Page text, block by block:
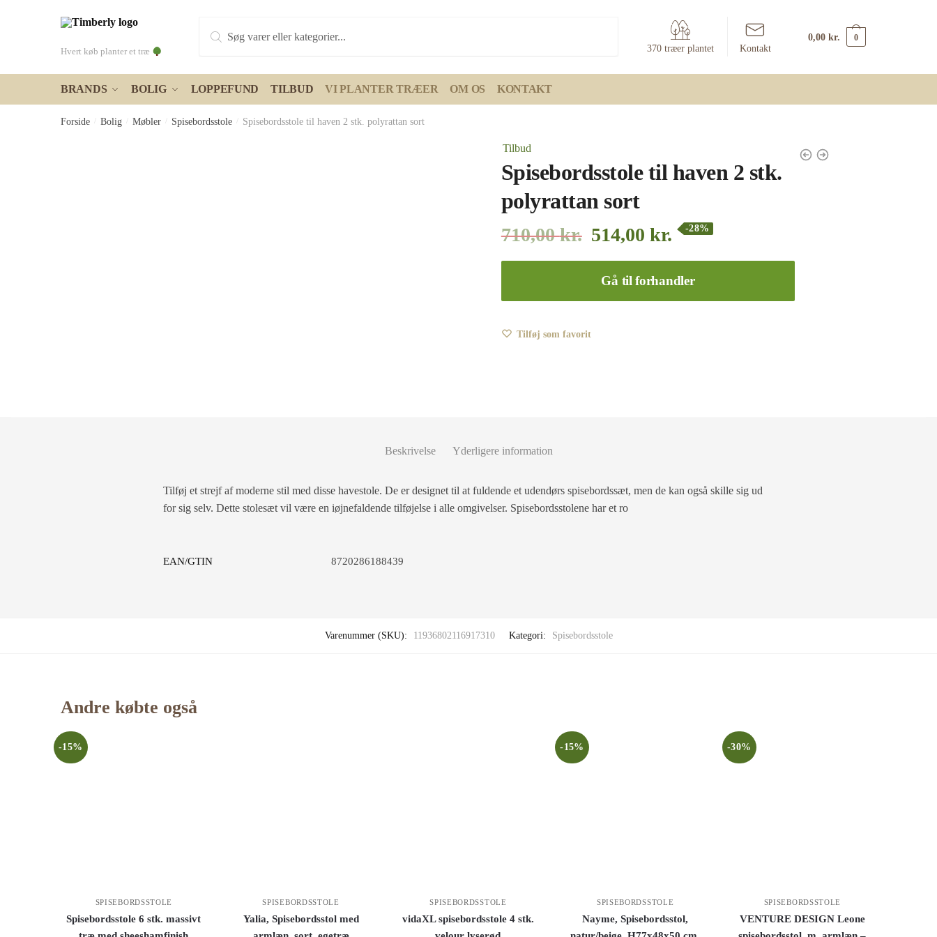
Hvert køb planter et træ
search
370 træer plantet Kontakt
0,00 kr. 0
BRANDS BOLIG LOPPEFUND TILBUD VI PLANTER TRÆER OM OS KONTAKT
Forside Bolig Møbler Spisebordsstole Spisebordsstole til haven 2 stk. polyrattan sort
Tilbud
Spisebordsstole til haven 2 stk.
polyrattan sort
710,00kr. 514,00 kr. -28%
Gå til forhandler
Tilføj som favorit
Beskrivelse Yderligere information
Tilføj et strejf af moderne stil med disse havestole. De er designet til at fuldende et udendørs spisebordssæt, men de kan også skille sig ud
for sig selv. Dette stolesæt vil være en iøjnefaldende tilføjelse i alle omgivelser. Spisebordsstolene har et ro
EAN/GTIN 8720286188439
Varenummer (SKU): 11936802116917310 Kategori: Spisebordsstole
Andre købte også
-15%
SPISEBORDSSTOLE
Spisebordsstole 6 stk. massivt
SPISEBORDSSTOLE
Yalia, Spisebordsstol med
SPISEBORDSSTOLE
vidaXL spisebordsstole 4 stk.
-15%
SPISEBORDSSTOLE
Nayme, Spisebordsstol,
-30%
SPISEBORDSSTOLE
VENTURE DESIGN Leone